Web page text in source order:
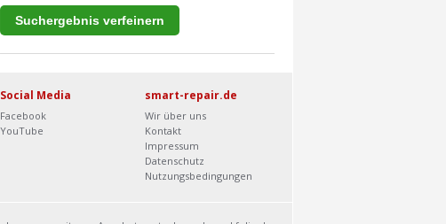
Social Media
Facebook
YouTube
smart-repair.de
Wir über uns
Kontakt
Impressum
Datenschutz
Nutzungsbedingungen